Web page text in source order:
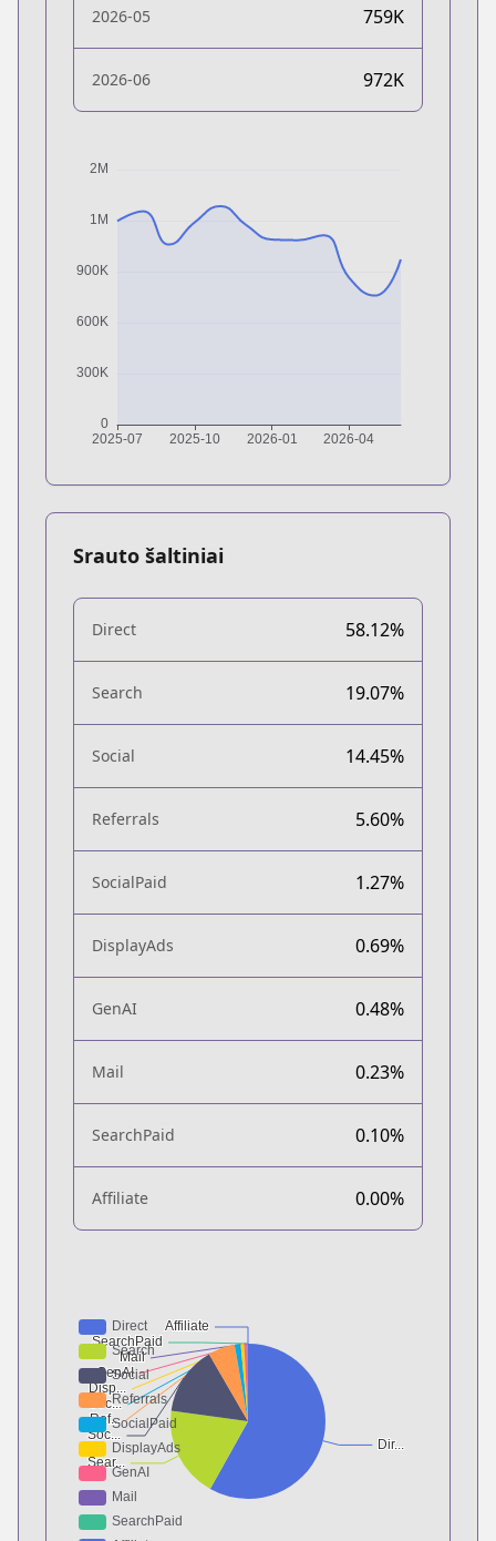
2026-05 759K
2026-06 972K
Srauto šaltiniai
Direct 58.12%
Search 19.07%
Social 14.45%
Referrals 5.60%
SocialPaid 1.27%
DisplayAds 0.69%
GenAI 0.48%
Mail 0.23%
SearchPaid 0.10%
Affiliate 0.00%